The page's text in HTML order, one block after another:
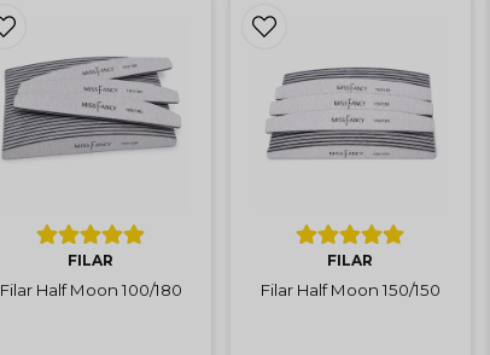
Lola
FILAR
Filar Half Moon 100/180
FILAR
Filar Half Moon 150/150